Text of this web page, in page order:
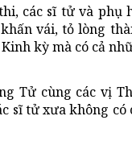
các sĩ tử và
vái, tỏ lòng
kỳ mà có cả
Tử cùng các vị
sĩ tử xưa không